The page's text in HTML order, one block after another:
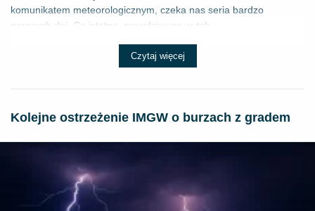
komunikatem meteorologicznym, czeka nas seria bardzo
gorących dni. Co istotne, prawdziwego wytch...
Czytaj więcej
Kolejne ostrzeżenie IMGW o burzach z gradem